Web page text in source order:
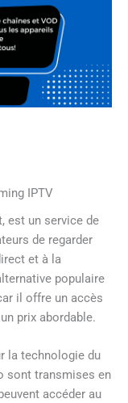
IPTV
est un service de
de regarder
et à la
populaire
il offre un accès
prix abordable.
la technologie du
sont transmises en
accéder au